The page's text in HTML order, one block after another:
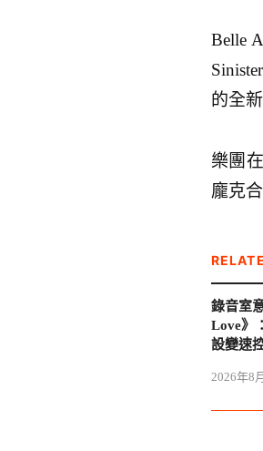
Belle
的全
樂團
龐克
錄音室
Love》
設變速
2026年8